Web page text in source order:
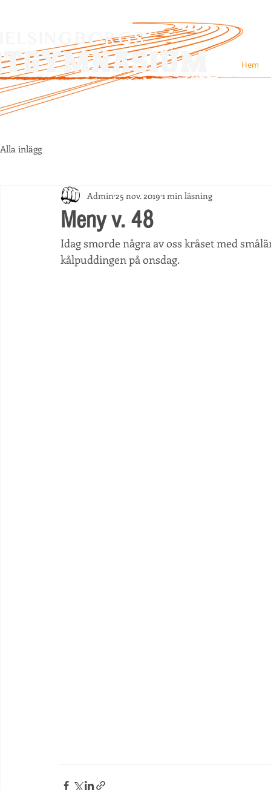
Hem
Alla inlägg
Meny v. 48
Admin 25 nov. 2019 1 min läsning
Idag smorde några av oss kråset med
kålpuddingen på onsdag.